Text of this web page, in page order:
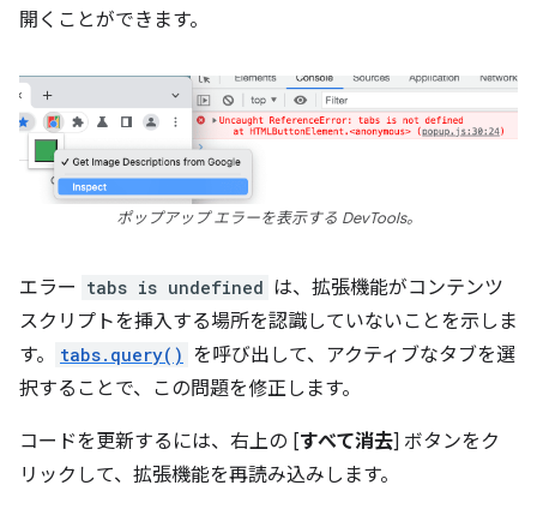
開くことができます。
ポップアップ エラーを表示する DevTools。
エラー tabs is undefined は、拡張機能がコンテンツ
スクリプトを挿入する場所を認識していないことを示しま
す。
tabs.query() を呼び出して、アクティブなタブを選
択することで、この問題を修正します。
コードを更新するには、右上の [すべて消去] ボタンをク
リックして、拡張機能を再読み込みします。